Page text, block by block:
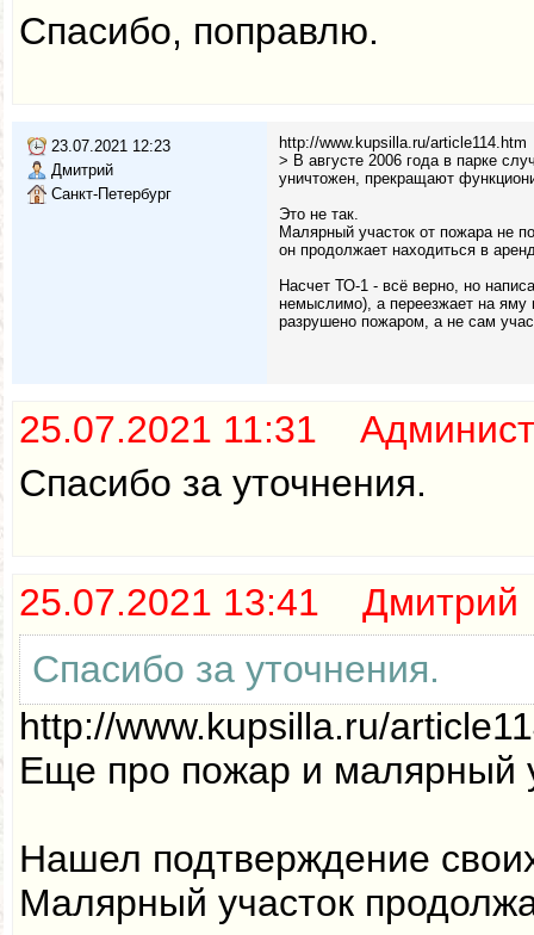
Спасибо, поправлю.
23.07.2021 12:23
Дмитрий
Санкт-Петербург
http://www.kupsilla.ru/article114.htm
> В августе 2006 года в парке
уничтожен, прекращают
Это не так.
Малярный участок от пожара не
он продолжает находиться в
Насчет ТО-1 - всё верно, но
немыслимо), а переезжает на яму
разрушено пожаром, а не сам
25.07.2021 11:31
Спасибо за уточнения.
25.07.2021 13:41 Дмитрий
Спасибо за уточнения.
http://www.kupsilla.ru/
Еще про пожар и малярный
Нашел подтверждение
Малярный участок